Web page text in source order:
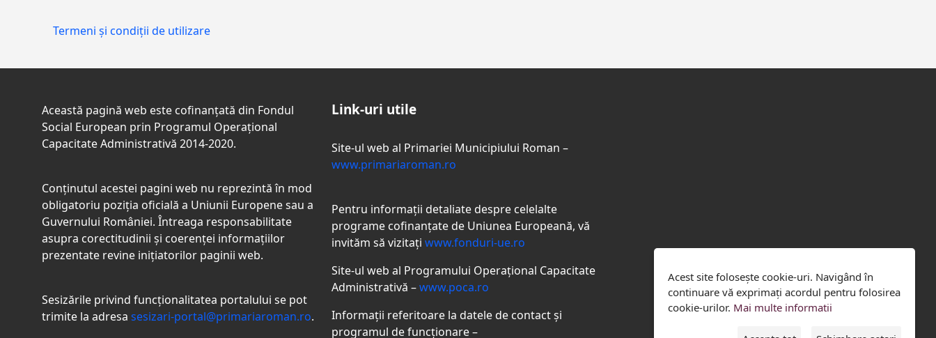
Termeni și condiții de utilizare
Această pagină web este cofinanțată din Fondul
Social European prin Programul Operațional
Capacitate Administrativă 2014-2020.
Conţinutul acestei pagini web nu reprezintă în mod
obligatoriu poziţia oficială a Uniunii Europene sau a
Guvernului României. Întreaga responsabilitate
asupra corectitudinii și coerenței informațiilor
prezentate revine inițiatorilor paginii web.
Sesizările privind funcționalitatea portalului se pot
trimite la adresa sesizari-portal@primariaroman.ro.
Link-uri utile
Site-ul web al Primariei Municipiului Roman –
www.primariaroman.ro
Pentru informații detaliate despre celelalte
programe coﬁnanțate de Uniunea Europeană, vă
invităm să vizitați www.fonduri-ue.ro
Site-ul web al Programului Operațional Capacitate
Administrativă –www.poca.ro
Informații referitoare la datele de contact și
programul de funcționare –
Acest site folosește cookie-uri. Navigând în
continuare vă exprimați acordul pentru folosirea
cookie-urilor. Mai multe informatii